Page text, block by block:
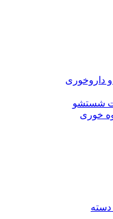
داروخوری
شستشو
خوری
دسته